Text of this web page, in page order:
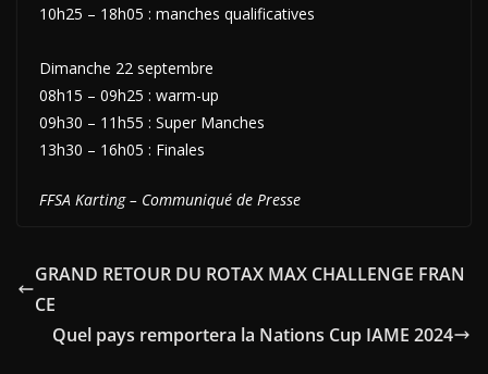
10h25 – 18h05 : manches qualificatives
Dimanche 22 septembre
08h15 – 09h25 : warm-up
09h30 – 11h55 : Super Manches
13h30 – 16h05 : Finales
FFSA Karting – Communiqué de Presse
GRAND RETOUR DU ROTAX MAX CHALLENGE FRAN
CE
Quel pays remportera la Nations Cup IAME 2024